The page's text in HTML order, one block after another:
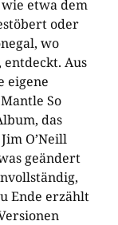
etwa dem
oder
wo
Aus
eigene
So
das
O’Neill
geändert
Ende erzählt